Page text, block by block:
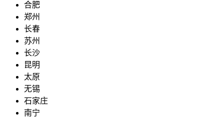
合肥
郑州
长春
苏州
长沙
昆明
太原
无锡
石家庄
南宁